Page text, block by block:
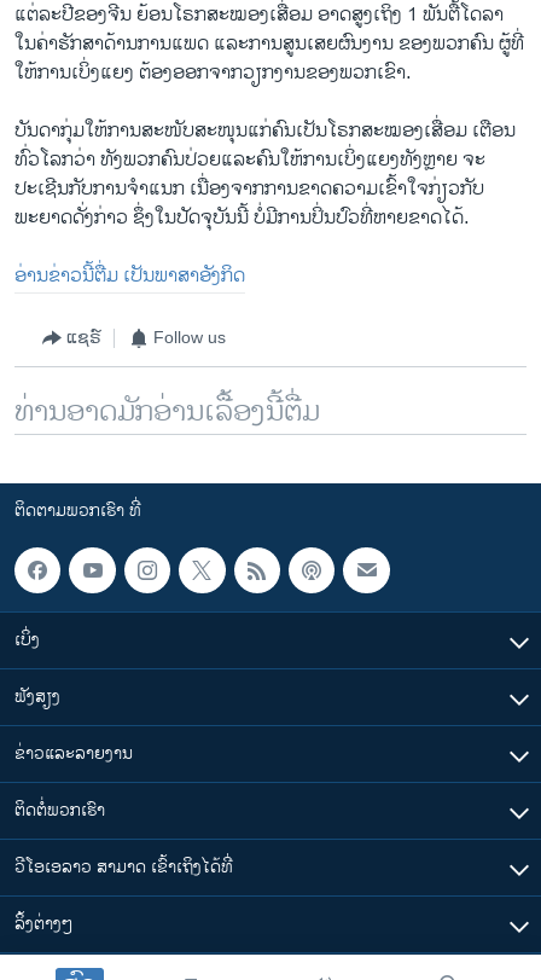
ແຕ່ລະປີຂອງຈີນ ຍ້ອນໂຣກສະໝອງເສື່ອມ ອາດສູງເຖິງ 1 ພັນຕື້ໂດລາ
ໃນຄ່າຮັກສາດ້ານການແພດ ແລະການສູນເສຍຜົນງານ ຂອງພວກຄົນ ຜູ້ທີ່
ໃຫ້ການເບິ່ງແຍງ ຕ້ອງອອກຈາກວຽກງານຂອງພວກເຂົາ.
ບັນດາກຸ່ມໃຫ້ການສະໜັບສະໜຸນແກ່ຄົນເປັນໂຣກສະໝອງເສື່ອມ ເຕືອນ
ທົ່ວໂລກວ່າ ທັງພວກຄົນປ່ວຍແລະຄົນໃຫ້ການເບິ່ງແຍງທັງຫຼາຍ ຈະ
ປະເຊີນກັບການຈຳແນກ ເນື່ອງຈາກການຂາດຄວາມເຂົ້າໃຈກ່ຽວກັບ
ພະຍາດດັ່ງກ່າວ ຊຶ່ງໃນປັດຈຸບັນນີ້ ບໍ່ມີການປິ່ນປົວທີ່ຫາຍຂາດໄດ້.
ອ່ານຂ່າວນີ້ຕື່ມ ເປັນພາສາອັງກິດ
ແຊຣ໌ Follow us
ທ່ານອາດມັກອ່ານເລື້ອງນີ້ຕື່ມ
ຕິດຕາມພວກເຮົາ ທີ່
ເບິ່ງ
ຟັງສຽງ
ຂ່າວແລະລາຍງານ
ຕິດຕໍ່ພວກເຮົາ
ວີໂອເອລາວ ສາມາດ ເຂົ້າເຖິງໄດ້ທີ່
​ລິ້ງ​ຕ່າງໆ